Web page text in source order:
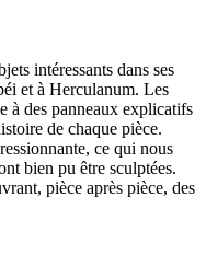
intéressants dans ses
et à Herculanum. Les
à des panneaux explicatifs
de chaque pièce.
ce qui nous
bien pu être sculptées.
pièce après pièce, des